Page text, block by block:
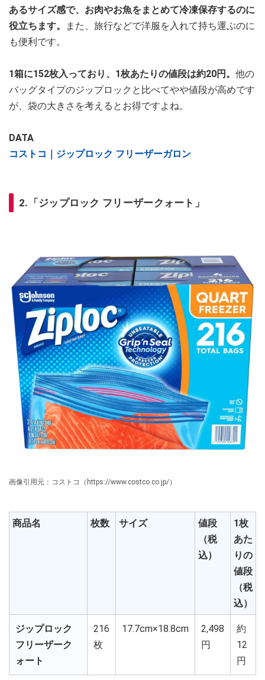
あるサイズ感で、お肉やお魚をまとめて冷凍保存するのに
役立ちます。
また、旅行などで洋服を入れて持ち運ぶのに
も便利です。
1箱に152枚入っており、1枚あたりの値段は約20円。 他の
バッグタイプのジップロックと比べてやや値段が高めです
が、袋の大きさを考えるとお得ですよね。
DATA
コストコ｜ジップロック フリーザーガロン
2.「ジップロック フリーザークォート」
画像引用元：コストコ（https://www.costco.co.jp/）
商品名 枚数 サイズ
値段
（税
込）
1枚
あた
りの
値段
（税
込）
ジップロック
フリーザーク
ォート
216
枚
17.7cm×18.8cm
2,498
円
約
12
円